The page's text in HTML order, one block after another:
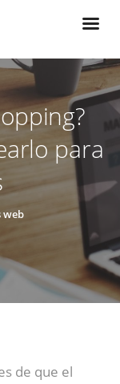
para
web
de que el